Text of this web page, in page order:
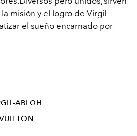
misión y el logro de Virgil
el sueño encarnado por
ABLOH